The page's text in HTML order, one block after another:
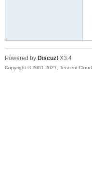
Powered by Discuz! X3.4
Copyright © 2001-2021, Tencent Cloud.